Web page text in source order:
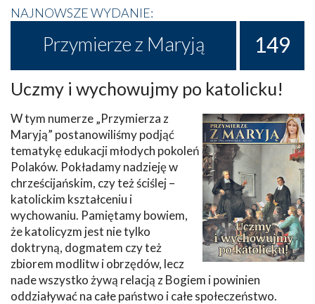
NAJNOWSZE WYDANIE:
Przymierze z Maryją 149
Uczmy i wychowujmy po katolicku!
W tym numerze „Przymierza z
Maryją” postanowiliśmy podjąć
tematykę edukacji młodych pokoleń
Polaków. Pokładamy nadzieję w
chrześcijańskim, czy też ściślej –
katolickim kształceniu i
wychowaniu. Pamiętamy bowiem,
że katolicyzm jest nie tylko
doktryną, dogmatem czy też
zbiorem modlitw i obrzędów, lecz
nade wszystko żywą relacją z Bogiem i powinien
oddziaływać na całe państwo i całe społeczeństwo.